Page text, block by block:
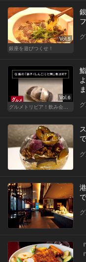
Vol.5
銀座を遊びつくせ！
Vol.6